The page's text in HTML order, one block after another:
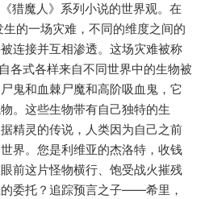
猎魔人》系列小说的世界观。在
的一场灾难，不同的维度之间的
连接并互相渗透。这场灾难被称
各式各样来自不同世界中的生物被
鬼和血棘尸魔和高阶吸血鬼，它
。这些生物带有自己独特的生
精灵的传说，人类因为自己之前
界。您是利维亚的杰洛特，收钱
前这片怪物横行、饱受战火摧残
委托？追踪预言之子——希里，